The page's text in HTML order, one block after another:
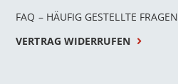
FAQ – HÄUFIG GESTELLTE FRAGEN
VERTRAG WIDERRUFEN